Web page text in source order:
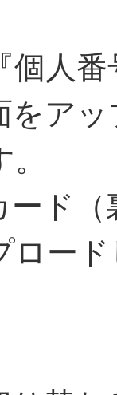
人番
をア
ド（
ロー